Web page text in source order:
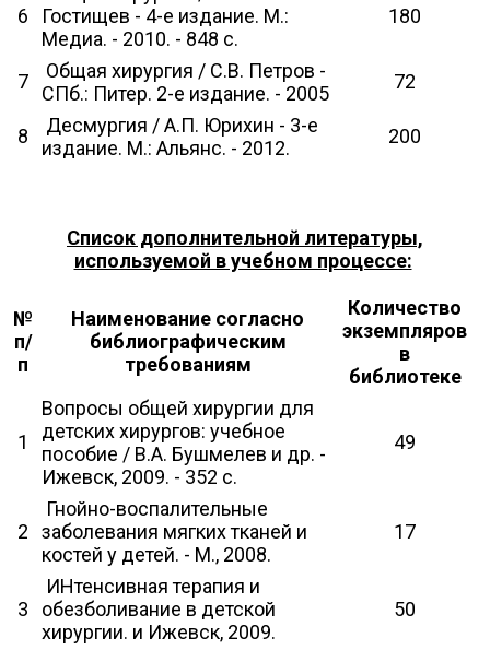
6
Гостищев - 4-е издание. М.:
Медиа. - 2010. - 848 с.
180
7
Общая хирургия / С.В. Петров -
СПб.: Питер. 2-е издание. - 2005
72
8
Десмургия / А.П. Юрихин - 3-е
издание. М.: Альянс. - 2012.
200
Список дополнительной литературы,
используемой в учебном процессе:
№
п/
п
Наименование согласно
библиографическим
требованиям
Количество
экземпляров
в
библиотеке
1
Вопросы общей хирургии для
детских хирургов: учебное
пособие / В.А. Бушмелев и др. -
Ижевск, 2009. - 352 с.
49
2
Гнойно-воспалительные
заболевания мягких тканей и
костей у детей. - М., 2008.
17
3
ИНтенсивная терапия и
обезболивание в детской
хирургии. и Ижевск, 2009.
50